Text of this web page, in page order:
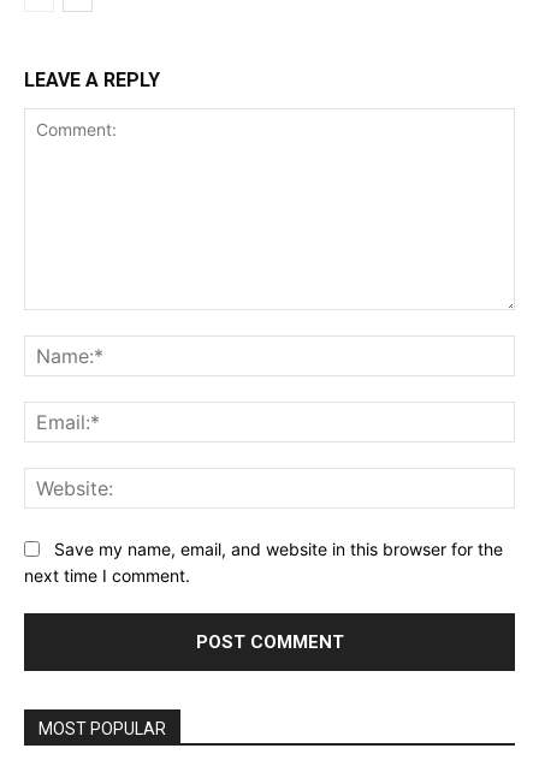
LEAVE A REPLY
Save my name, email, and website in this browser for the
next time I comment.
MOST POPULAR